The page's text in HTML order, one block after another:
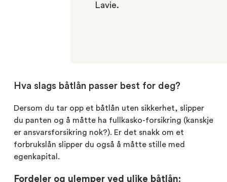
Lavie.
Hva slags båtlån passer best for deg?
Dersom du tar opp et båtlån uten sikkerhet, slipper
du panten og å måtte ha fullkasko-forsikring (kanskje
er ansvarsforsikring nok?). Er det snakk om et
forbrukslån slipper du også å måtte stille med
egenkapital.
Fordeler og ulemper ved ulike båtlån: